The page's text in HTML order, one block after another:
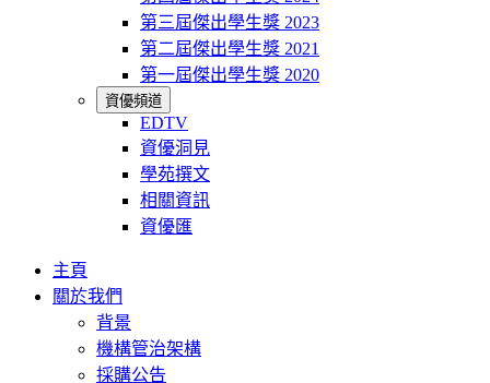
第三屆傑出學生獎 2023
第二屆傑出學生獎 2021
第一屆傑出學生獎 2020
資優頻道
EDTV
資優洞見
學苑撰文
相關資訊
資優匯
主頁
關於我們
背景
機構管治架構
採購公告